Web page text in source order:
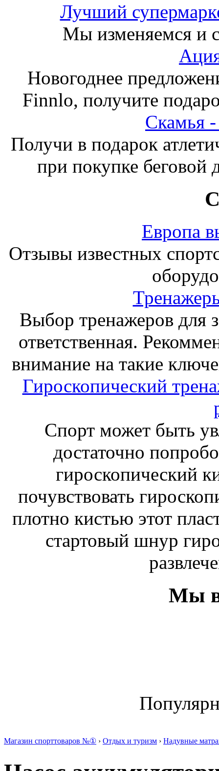
Лучший
Мы изменяемся и
Новогоднее
Finnlo, получите
Получи в подарок
при покупке беговой
Европа
Отзывы известных
Выбор тренажеров для
ответственная.
внимание на такие
Гироскопический
Спорт может быть
достаточно
гироскопический
почувствовать
плотно кистью этот
стартовый шнур
Мы в
Магазин спорттоваров №① › Отдых и туризм › Надувные